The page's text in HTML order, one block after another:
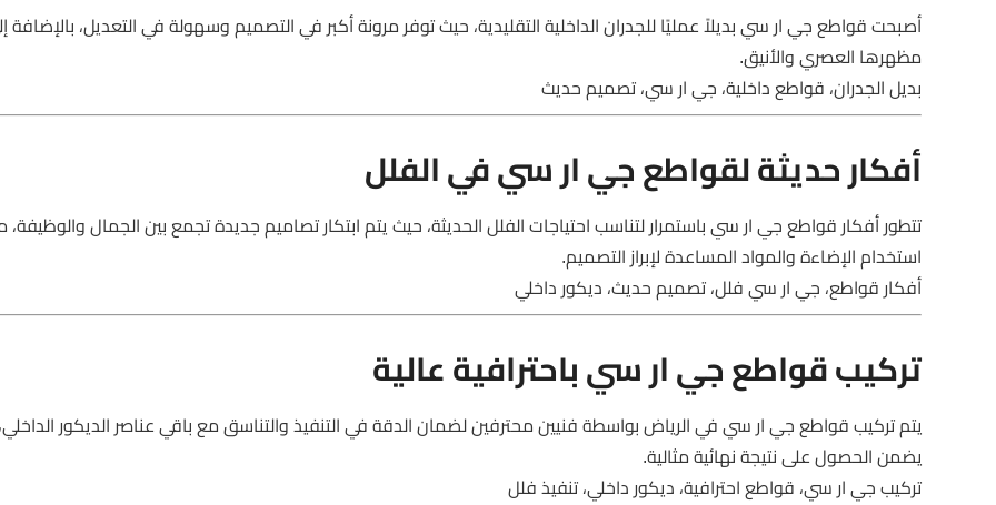
أصبحت قواطع جي ار سي بديلاً عمليًا للجدران الداخلية التقليدية، حيث توفر مرونة أكبر في التصميم وسهولة في التعديل، بالإضافة
مظهرها العصري والأنيق.
بديل الجدران، قواطع داخلية، جي ار سي، تصميم حديث
أفكار حديثة لقواطع جي ار سي في الفلل
تتطور أفكار قواطع جي ار سي باستمرار لتناسب احتياجات الفلل الحديثة، حيث يتم ابتكار تصاميم جديدة تجمع بين الجمال والوظيفة،
استخدام الإضاءة والمواد المساعدة لإبراز التصميم.
أفكار قواطع، جي ار سي فلل، تصميم حديث، ديكور داخلي
تركيب قواطع جي ار سي باحترافية عالية
يتم تركيب قواطع جي ار سي في الرياض بواسطة فنيين محترفين لضمان الدقة في التنفيذ والتناسق مع باقي عناصر الديكور
يضمن الحصول على نتيجة نهائية مثالية.
تركيب جي ار سي، قواطع احترافية، ديكور داخلي، تنفيذ فلل